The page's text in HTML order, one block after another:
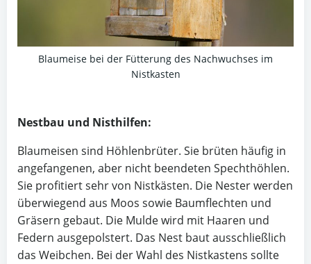
Blaumeise bei der Fütterung des Nachwuchses im
Nistkasten
Nestbau und Nisthilfen:
Blaumeisen sind Höhlenbrüter. Sie brüten häufig in
angefangenen, aber nicht beendeten Spechthöhlen.
Sie profitiert sehr von Nistkästen. Die Nester werden
überwiegend aus Moos sowie Baumflechten und
Gräsern gebaut. Die Mulde wird mit Haaren und
Federn ausgepolstert. Das Nest baut ausschließlich
das Weibchen. Bei der Wahl des Nistkastens sollte